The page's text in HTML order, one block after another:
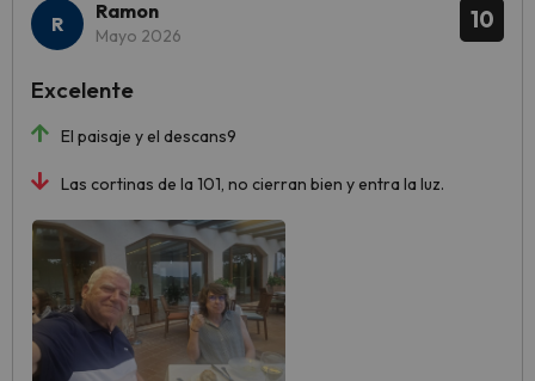
10
Ramon
Mayo 2026
El paisaje y el descans9
Las cortinas de la 101, no cierran bien y entra la luz.
Excelente